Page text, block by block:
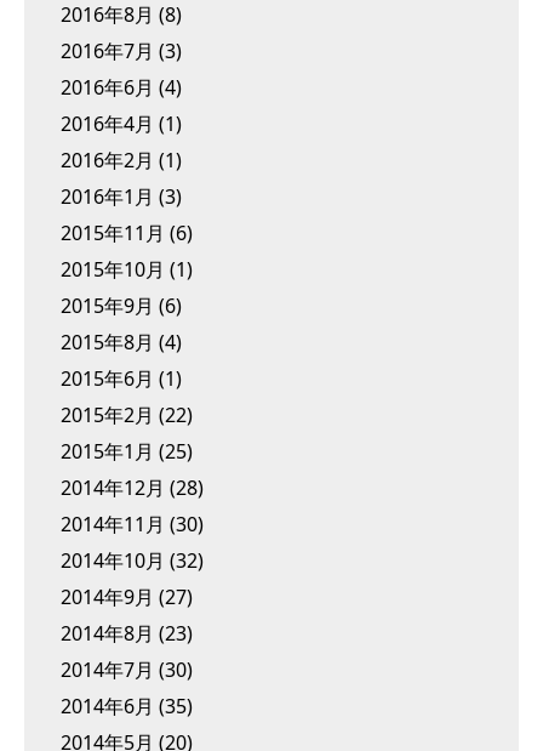
2016年8月 (8)
2016年7月 (3)
2016年6月 (4)
2016年4月 (1)
2016年2月 (1)
2016年1月 (3)
2015年11月 (6)
2015年10月 (1)
2015年9月 (6)
2015年8月 (4)
2015年6月 (1)
2015年2月 (22)
2015年1月 (25)
2014年12月 (28)
2014年11月 (30)
2014年10月 (32)
2014年9月 (27)
2014年8月 (23)
2014年7月 (30)
2014年6月 (35)
2014年5月 (20)